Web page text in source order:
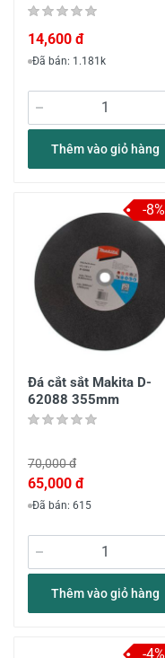
14,600 đ
Đã bán: 1.181k
Thêm vào giỏ hàng
Đá cắt sắt Makita D-
62088 355mm
70,000 đ
65,000 đ
Đã bán: 615
Thêm vào giỏ hàng
-8%
-4%